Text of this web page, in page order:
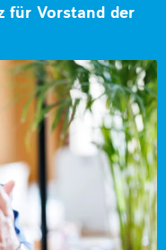
für Vorstand der